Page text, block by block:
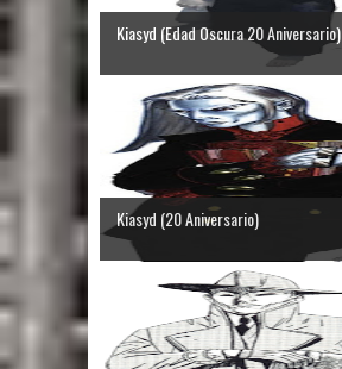
Kiasyd (Edad Oscura 20 Aniversario)
Kiasyd (20 Aniversario)